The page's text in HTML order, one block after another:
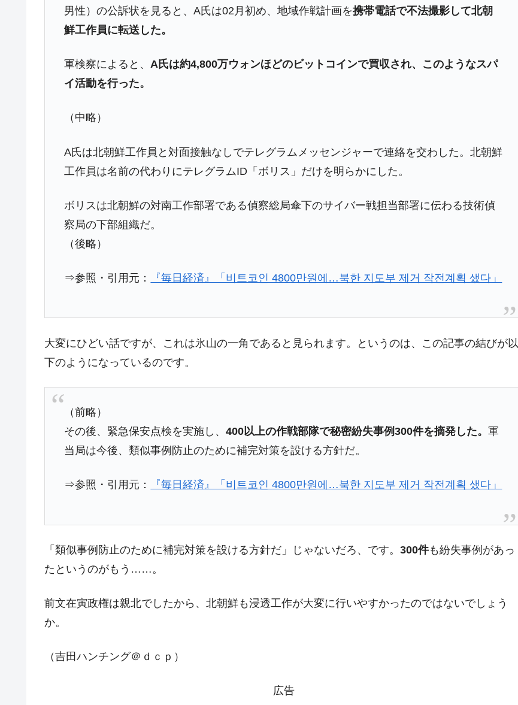
『Money1』 中国だけが鉄鋼輸出を異常増加させる ⇒ 中国の過剰生産が世界を蝕む。
『Money1』 韓国製造業「半導体絶好調」のウラで他業種は全般的「不調」⇒ PSIが示す現況は決して良くない。
『Money1』 【米韓激突案件】韓国消費者院が『クーパン』1人当たり賠償10万ウォンを認定 ⇒ 総額3兆7,000億
『Money1』 韓国で猛暑。南東部では干ばつ
『Money1』
『Money1』
韓国政府『BYD』車への補助金を全廃 ⇒ 実は韓国で『BYD』車は売れている。6カ月で対前年同期比
ドを掲げる「在韓反米勢力」
『Money1』 韓国政府「2035年までに18.4GW規模のAIデータセンター整備」⇒ だから無理だってば。
『Money1』
米国下院「韓国の公務員個人をターゲットにぶん殴る法案」提出！⇒ クーパン問題は合衆国企業に対
する差別。許してはおかぬ
『Money1』 韓国ボンクラ政策室長･金容範、株価暴落に他人事のような発言。
『Money1』
Fact1 日本の誇る海洋資源調査船『白嶺』は先進技術の塊！
Fact1 夏の甲子園、優勝校を最も多く輩出している都道府県とは？
今話題の「楽天ライオンズ」とは？
Fact1 平成仮面ライダーの意外すぎるモチーフとは？
Fact1 発表から2日で大崩壊、鳴かず飛ばずに終わりそうなスーパーリーグとは？
Fact1 甲子園通算本塁打、最多の清原に次いで多く打っている意外な選手とは？
男性）の公訴状を見ると、A氏は02月初め、地域作戦計画を携帯電話で不法撮影して北朝
鮮工作員に転送した。
軍検察によると、A氏は約4,800万ウォンほどのビットコインで買収され、このようなスパ
イ活動を行った。
（中略）
A氏は北朝鮮工作員と対面接触なしでテレグラムメッセンジャーで連絡を交わした。北朝鮮
工作員は名前の代わりにテレグラムID「ボリス」だけを明らかにした。
ボリスは北朝鮮の対南工作部署である偵察総局傘下のサイバー戦担当部署に伝わる技術偵
察局の下部組織だ。
（後略）
⇒参照・引用元： 『毎日経済』「비트코인 4800만원에…북한 지도부 제거 작전계획 샜다」
大変にひどい話ですが、これは氷山の一角であると見られます。というのは、この記事の結びが以
下のようになっているのです。
（前略）
その後、緊急保安点検を実施し、400以上の作戦部隊で秘密紛失事例300件を摘発した。軍
当局は今後、類似事例防止のために補完対策を設ける方針だ。
⇒参照・引用元： 『毎日経済』「비트코인 4800만원에…북한 지도부 제거 작전계획 샜다」
「類似事例防止のために補完対策を設ける方針だ」じゃないだろ、です。 300件も紛失事例があっ
たというのがもう……。
前文在寅政権は親北でしたから、北朝鮮も浸透工作が大変に行いやすかったのではないでしょう
か。
（吉田ハンチング＠ｄｃｐ）
広告